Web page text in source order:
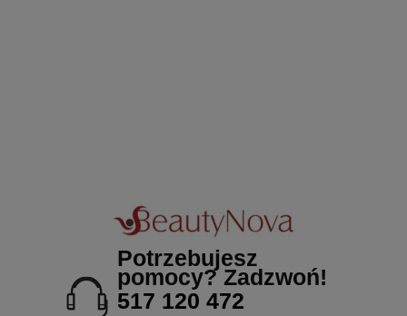
Potrzebujesz
pomocy? Zadzwoń!
517 120 472